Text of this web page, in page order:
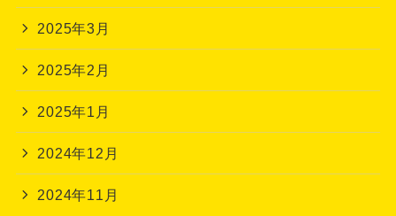
2025年3月
2025年2月
2025年1月
2024年12月
2024年11月